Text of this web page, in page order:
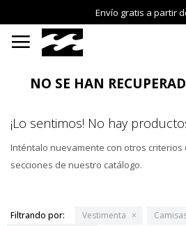
Envío gratis a partir

NO SE HAN
¡Lo sentimos! No hay
Inténtalo nuevamente con otros
secciones de nuestro catálogo.
Filtrando por: Vestimenta